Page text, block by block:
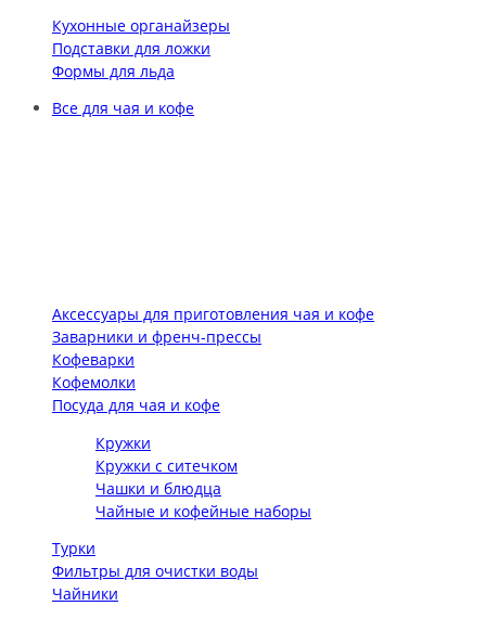
Кухонные органайзеры
Подставки для ложки
Формы для льда
Все для чая и кофе
Аксессуары для приготовления чая и кофе
Заварники и френч-прессы
Кофеварки
Кофемолки
Посуда для чая и кофе
Кружки
Кружки с ситечком
Чашки и блюдца
Чайные и кофейные наборы
Турки
Фильтры для очистки воды
Чайники